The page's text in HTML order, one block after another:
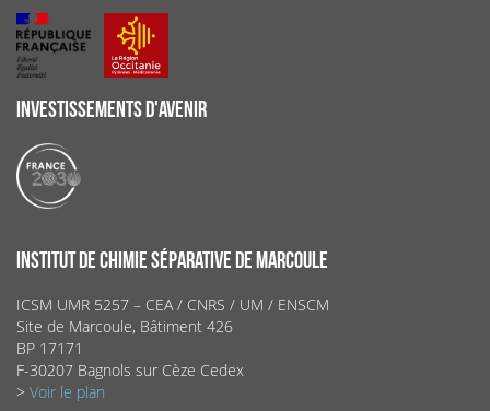
INVESTISSEMENTS D'AVENIR
INSTITUT DE CHIMIE SÉPARATIVE DE MARCOULE
ICSM UMR 5257 – CEA / CNRS / UM / ENSCM
Site de Marcoule, Bâtiment 426
BP 17171
F-30207 Bagnols sur Cèze Cedex
> Voir le plan